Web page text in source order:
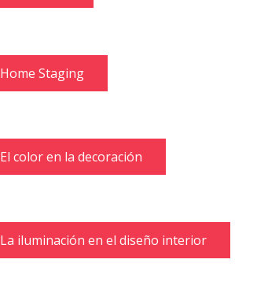
Home Staging
El color en la decoración
La iluminación en el diseño interior